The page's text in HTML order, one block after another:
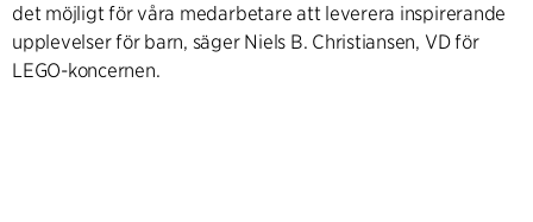
det möjligt för våra medarbetare att leverera inspirerande
upplevelser för barn, säger Niels B. Christiansen, VD för
LEGO-koncernen.